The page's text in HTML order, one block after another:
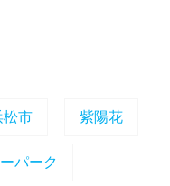
松市 紫陽花
パーク